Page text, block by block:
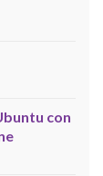
con